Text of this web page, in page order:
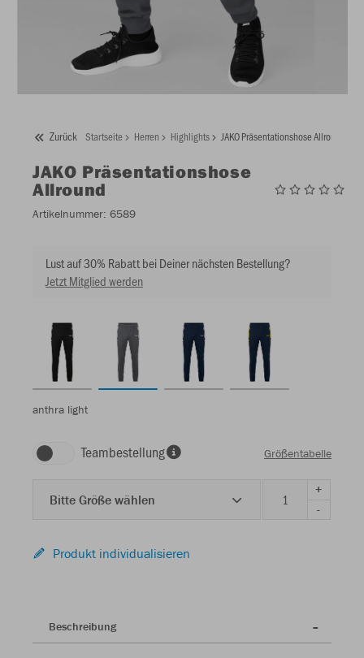
Zurück Startseite Herren Highlights JAKO Präsentationshose Allround
JAKO Präsentationshose
Allround
Artikelnummer: 6589
Lust auf 30% Rabatt bei Deiner nächsten Bestellung?
Jetzt Mitglied werden
anthra light
Teambestellung Größentabelle
Bitte Größe wählen
+
-
Produkt individualisieren
Beschreibung